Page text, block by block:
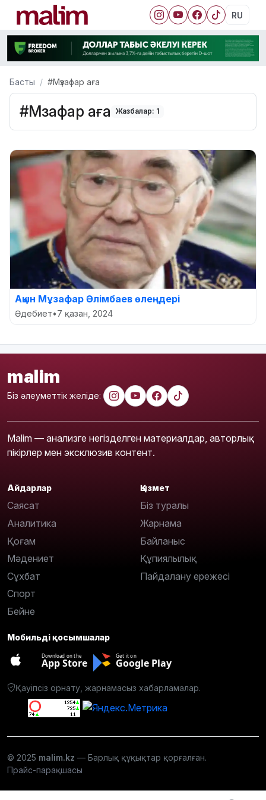
RU
Басты #Мүзафар аға
#Мүзафар аға Жазбалар: 1
Ақын Мұзафар Әлімбаев өлеңдері
Әдебиет•7 қазан, 2024
malim
Біз әлеуметтік желіде:
Malim — анализге негізделген материалдар, авторлық
пікірлер мен эксклюзив контент.
Айдарлар
Саясат
Аналитика
Қоғам
Мәдениет
Сұхбат
Спорт
Бейне
Қызмет
Біз туралы
Жарнама
Байланыс
Құпиялылық
Пайдалану ережесі
Мобильді қосымшалар
Download on the
App Store
Get it on
Google Play
Қауіпсіз орнату, жарнамасыз хабарламалар.
© 2025 malim.kz — Барлық құқықтар қорғалған.
Прайс-парақшасы